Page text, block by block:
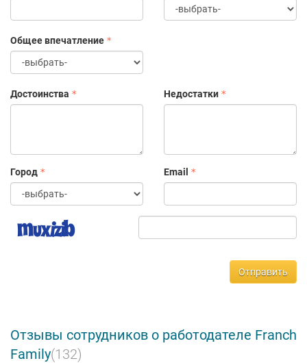
Общее впечатление
Достоинства Недостатки
Город Email
Отправить
Отзывы сотрудников о работодателе Franch
Family(132)